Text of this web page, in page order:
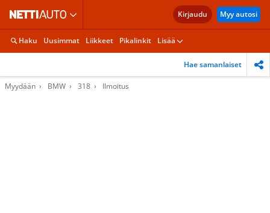
Kirjaudu Myy autosi
Haku Uusimmat Liikkeet Pikalinkit Lisää
Hae samanlaiset
Myydään BMW 318 Ilmoitus